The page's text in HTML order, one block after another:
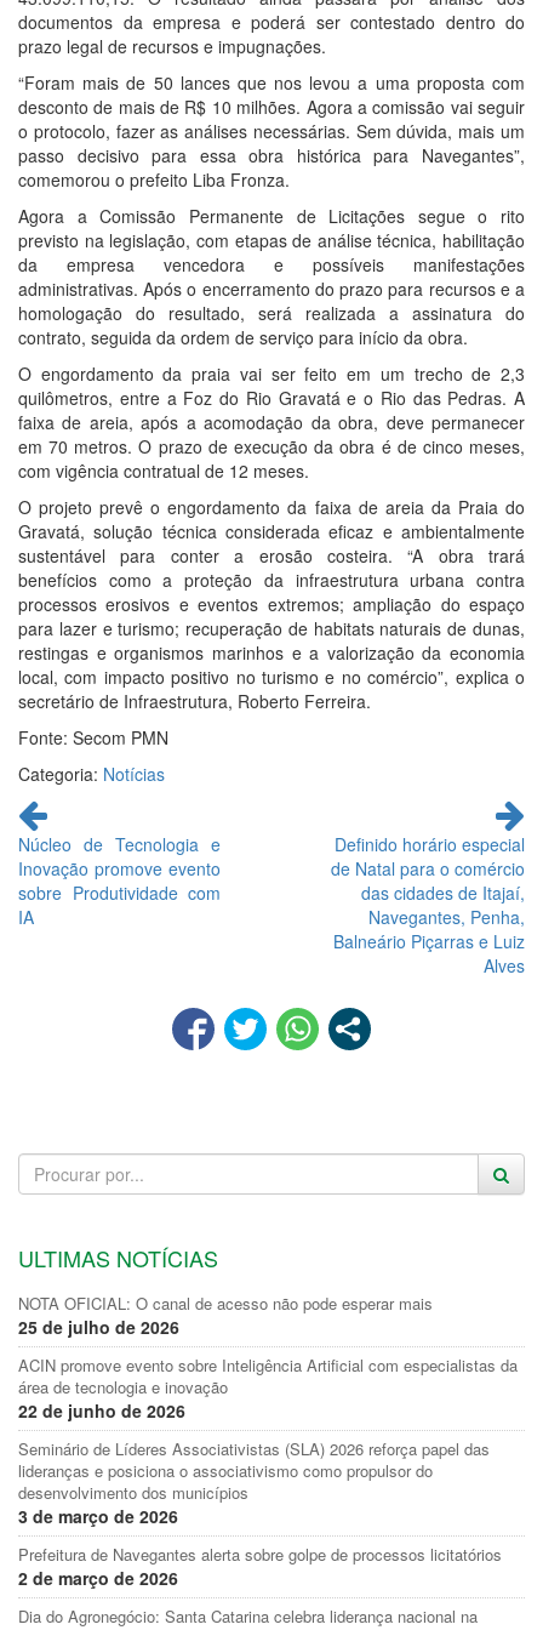
documentos da empresa e poderá ser contestado dentro do
prazo legal de recursos e impugnações.
“Foram mais de 50 lances que nos levou a uma proposta com
desconto de mais de R$ 10 milhões. Agora a comissão vai seguir
o protocolo, fazer as análises necessárias. Sem dúvida, mais um
passo decisivo para essa obra histórica para Navegantes”,
comemorou o prefeito Liba Fronza.
Agora a Comissão Permanente de Licitações segue o rito
previsto na legislação, com etapas de análise técnica, habilitação
da empresa vencedora e possíveis manifestações
administrativas. Após o encerramento do prazo para recursos e a
homologação do resultado, será realizada a assinatura do
contrato, seguida da ordem de serviço para início da obra.
O engordamento da praia vai ser feito em um trecho de 2,3
quilômetros, entre a Foz do Rio Gravatá e o Rio das Pedras. A
faixa de areia, após a acomodação da obra, deve permanecer
em 70 metros. O prazo de execução da obra é de cinco meses,
com vigência contratual de 12 meses.
O projeto prevê o engordamento da faixa de areia da Praia do
Gravatá, solução técnica considerada eficaz e ambientalmente
sustentável para conter a erosão costeira. “A obra trará
benefícios como a proteção da infraestrutura urbana contra
processos erosivos e eventos extremos; ampliação do espaço
para lazer e turismo; recuperação de habitats naturais de dunas,
restingas e organismos marinhos e a valorização da economia
local, com impacto positivo no turismo e no comércio”, explica o
secretário de Infraestrutura, Roberto Ferreira.
Fonte: Secom PMN
Categoria: Notícias
Continue
lendo
Núcleo de Tecnologia e
Inovação promove evento
sobre Produtividade com
IA
Definido horário especial
de Natal para o comércio
das cidades de Itajaí,
Navegantes, Penha,
Balneário Piçarras e Luiz
Alves
ULTIMAS NOTÍCIAS
NOTA OFICIAL: O canal de acesso não pode esperar mais
25 de julho de 2026
ACIN promove evento sobre Inteligência Artificial com especialistas da
área de tecnologia e inovação
22 de junho de 2026
Seminário de Líderes Associativistas (SLA) 2026 reforça papel das
lideranças e posiciona o associativismo como propulsor do
desenvolvimento dos municípios
3 de março de 2026
Prefeitura de Navegantes alerta sobre golpe de processos licitatórios
2 de março de 2026
Dia do Agronegócio: Santa Catarina celebra liderança nacional na